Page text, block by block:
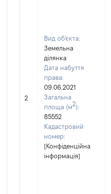
2
Вид об'єкта:
Земельна
ділянка
Дата набуття
права:
09.06.2021
Загальна
площа (м2):
85552
Кадастровий
номер:
[Конфіденційна
інформація]